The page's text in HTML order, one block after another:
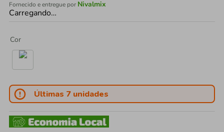
Fornecido e entregue por Nivalmix
Carregando…
Cor
Últimas 7 unidades